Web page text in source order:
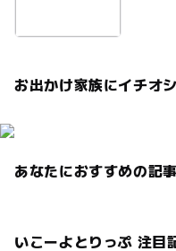
お出かけ家族にイチオ
あなたにおすすめの記事
いこーよとりっぷ 注目